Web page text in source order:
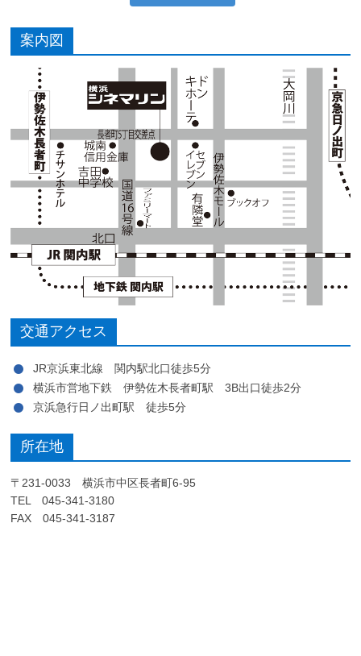
案内図
交通アクセス
JR京浜東北線 関内駅北口徒歩5分
横浜市営地下鉄 伊勢佐木長者町駅 3B出口徒歩2分
京浜急行日ノ出町駅 徒歩5分
所在地
〒231-0033 横浜市中区長者町6-95
TEL 045-341-3180
FAX 045-341-3187